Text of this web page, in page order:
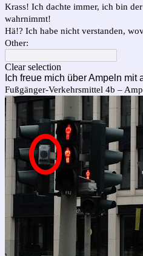
Krass! Ich dachte immer, ich bin
wahrnimmt!
Hä!? Ich habe nicht verstanden,
Other:
Clear selection
Ich freue mich über Ampeln mit
Fußgänger-Verkehrsmittel 4b –